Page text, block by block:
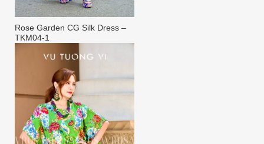
Rose Garden CG Silk Dress –
TKM04-1